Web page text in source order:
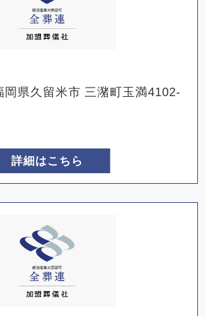
岡県久留米市 三潴町玉満4102-
詳細はこちら